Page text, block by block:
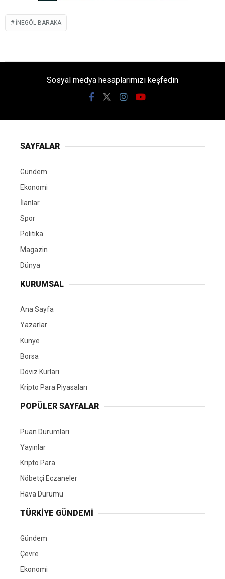
INEGÖL BARAKA
Sosyal medya hesaplarımızı keşfedin
SAYFALAR
Gündem
Ekonomi
İlanlar
Spor
Politika
Magazin
Dünya
KURUMSAL
Ana Sayfa
Yazarlar
Künye
Borsa
Döviz Kurları
Kripto Para Piyasaları
POPÜLER SAYFALAR
Puan Durumları
Yayınlar
Kripto Para
Nöbetçi Eczaneler
Hava Durumu
TÜRKIYE GÜNDEMI
Gündem
Çevre
Ekonomi